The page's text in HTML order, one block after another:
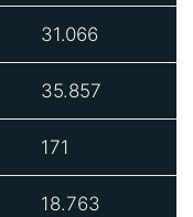
31.066
35.857
171
18.763